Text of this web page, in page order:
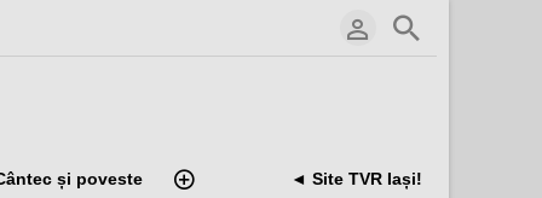
și poveste ◄ Site TVR Iași!